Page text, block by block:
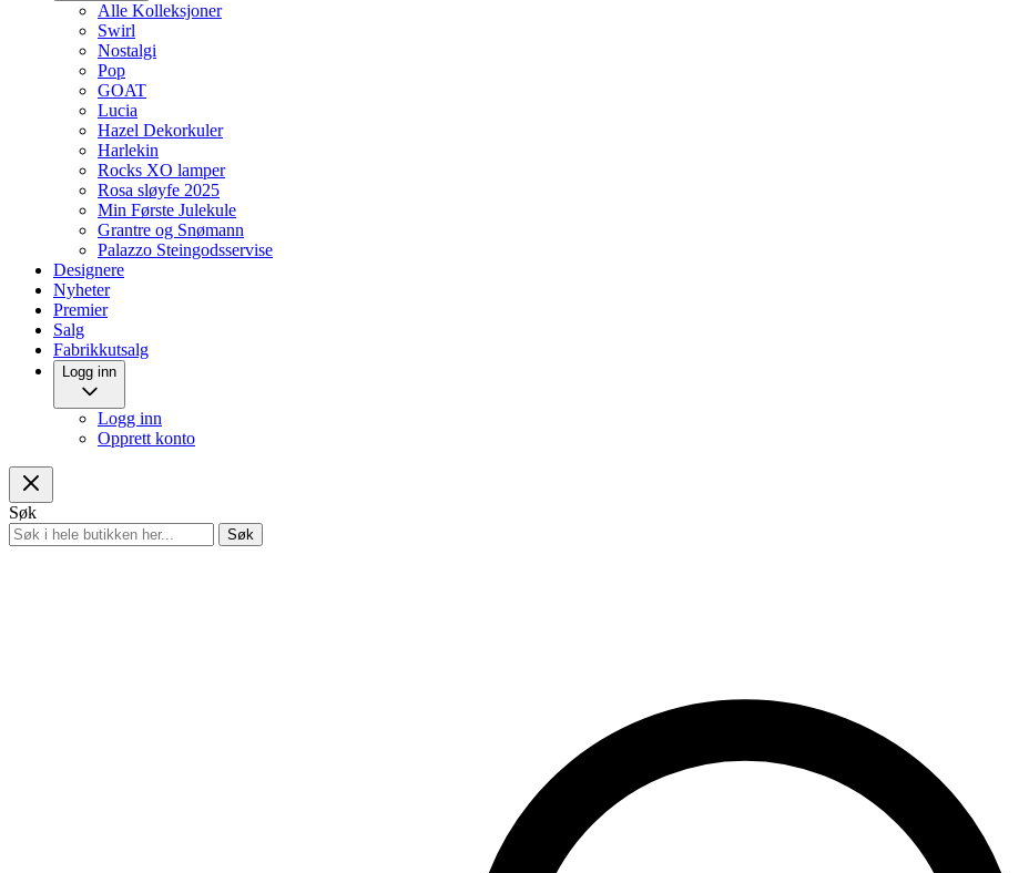
Alle Kolleksjoner
Swirl
Nostalgi
Pop
GOAT
Lucia
Hazel Dekorkuler
Harlekin
Rocks XO lamper
Rosa sløyfe 2025
Min Første Julekule
Grantre og Snømann
Palazzo Steingodsservise
Designere
Nyheter
Premier
Salg
Fabrikkutsalg
Logg inn
Logg inn
Opprett konto
Søk
Søk